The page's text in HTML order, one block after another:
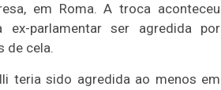
em Roma. A troca aconteceu
ex-parlamentar ser agredida por
de cela.
teria sido agredida ao menos em